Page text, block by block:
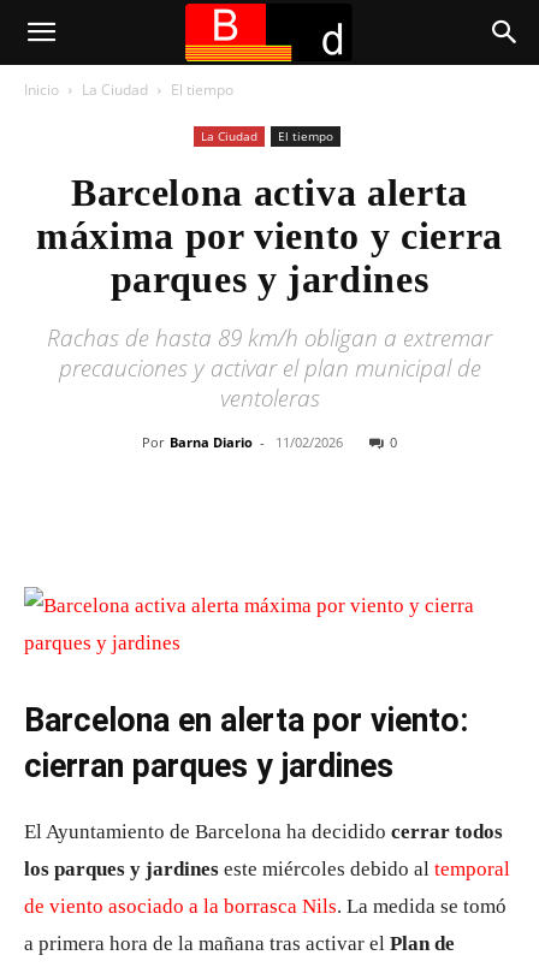
Inicio La Ciudad El tiempo
La Ciudad El tiempo
Barcelona activa alerta
máxima por viento y cierra
parques y jardines
Rachas de hasta 89 km/h obligan a extremar
precauciones y activar el plan municipal de
ventoleras
Por Barna Diario - 11/02/2026 0
Barcelona en alerta por viento:
cierran parques y jardines
El Ayuntamiento de Barcelona ha decidido cerrar todos
los parques y jardines este miércoles debido al temporal
de viento asociado a la borrasca Nils. La medida se tomó
a primera hora de la mañana tras activar el Plan de